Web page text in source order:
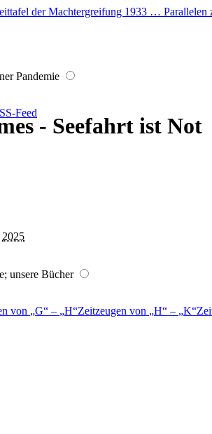
der Machtergreifung 1933 … Parallelen
Pandemie
Feed
2025
unsere Bücher
von G – H Zeitzeugen von H – K
- Seefahrt ist Not